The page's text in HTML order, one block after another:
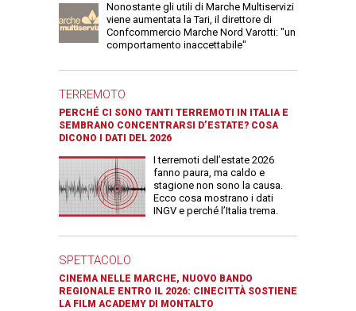
Nonostante gli utili di Marche Multiservizi
viene aumentata la Tari, il direttore di
Confcommercio Marche Nord Varotti: "un
comportamento inaccettabile"
TERREMOTO
PERCHÉ CI SONO TANTI TERREMOTI IN ITALIA E
SEMBRANO CONCENTRARSI D’ESTATE? COSA
DICONO I DATI DEL 2026
I terremoti dell’estate 2026
fanno paura, ma caldo e
stagione non sono la causa.
Ecco cosa mostrano i dati
INGV e perché l’Italia trema.
SPETTACOLO
CINEMA NELLE MARCHE, NUOVO BANDO
REGIONALE ENTRO IL 2026: CINECITTÀ SOSTIENE
LA FILM ACADEMY DI MONTALTO